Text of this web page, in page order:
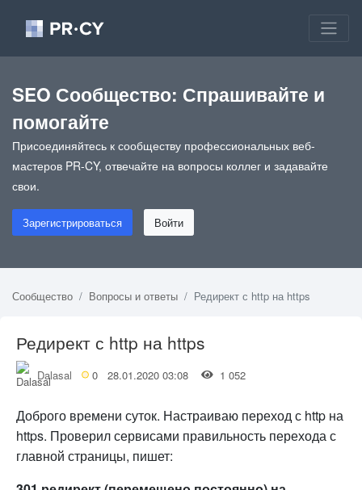
SEO Сообщество: Спрашивайте и
помогайте
Присоединяйтесь к сообществу профессиональных веб-
мастеров PR-CY, отвечайте на вопросы коллег и задавайте
свои.
Зарегистрироваться Войти
Сообщество Вопросы и ответы Редирект с http на https
Редирект с http на https
Dalasal 0 28.01.2020 03:08 1 052
Доброго времени суток. Настраиваю переход с http на
https. Проверил сервисами правильность перехода с
главной страницы, пишет: